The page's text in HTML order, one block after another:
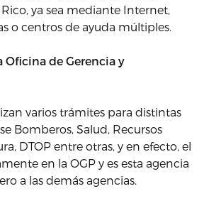
ya sea mediante Internet,
o centros de ayuda múltiples.
de Gerencia y
varios trámites para distintas
Bomberos, Salud, Recursos
DTOP entre otras, y en efecto, el
en la OGP y es esta agencia
a las demás agencias.